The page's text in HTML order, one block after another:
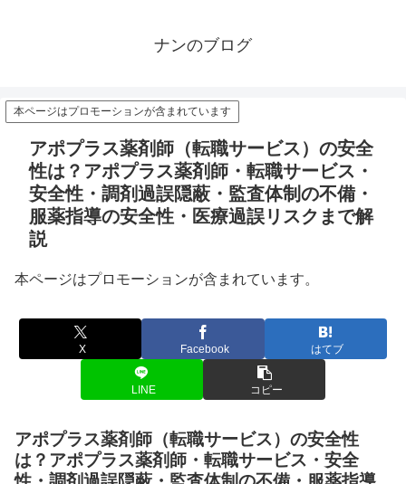
ナンのブログ
本ページはプロモーションが含まれています
アポプラス薬剤師（転職サービス）の安全
性は？アポプラス薬剤師・転職サービス・
安全性・調剤過誤隠蔽・監査体制の不備・
服薬指導の安全性・医療過誤リスクまで解
説
本ページはプロモーションが含まれています。
X Facebook はてブ
LINE コピー
アポプラス薬剤師（転職サービス）の安全性
は？アポプラス薬剤師・転職サービス・安全